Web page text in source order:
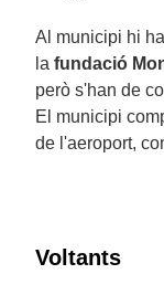
Al municipi hi
la fundació
però s'han de
El municipi
de l'aeroport,
Voltants